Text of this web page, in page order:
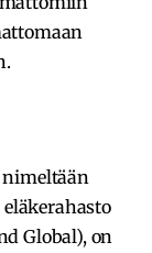
Global), on